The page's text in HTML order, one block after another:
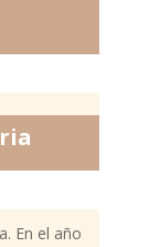
En el año